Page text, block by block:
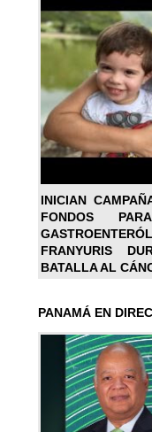
INICIAN
FONDOS
FRANYURIS
BATALLA AL
PANAMÁ EN